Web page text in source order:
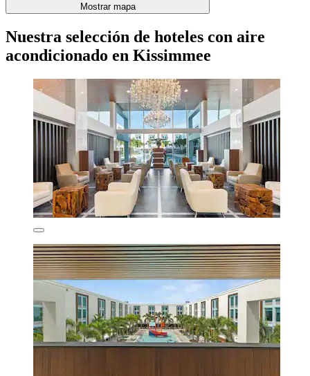
Mostrar mapa
Nuestra selección de hoteles con aire
acondicionado en Kissimmee